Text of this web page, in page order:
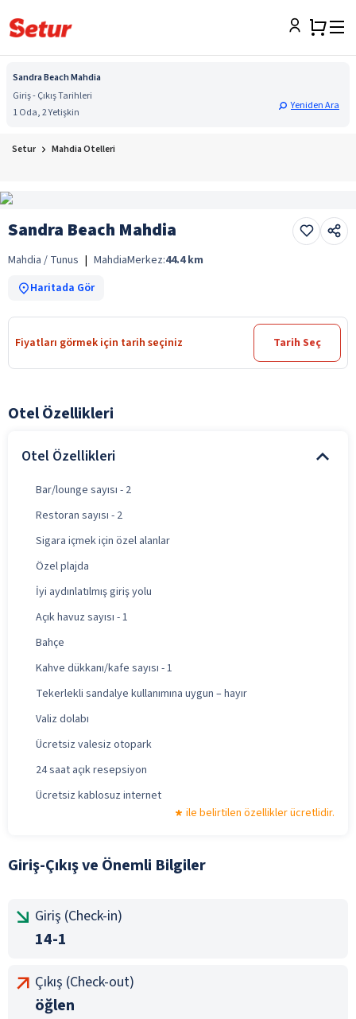
Sandra Beach Mahdia
Giriş - Çıkış Tarihleri
1 Oda, 2 Yetişkin
Yeniden Ara
Setur Mahdia Otelleri
Sandra Beach Mahdia
Mahdia / Tunus | MahdiaMerkez:44.4 km
Haritada Gör
Fiyatları görmek için tarih seçiniz Tarih Seç
Otel Özellikleri
Otel Özellikleri
Bar/lounge sayısı - 2
Restoran sayısı - 2
Sigara içmek için özel alanlar
Özel plajda
İyi aydınlatılmış giriş yolu
Açık havuz sayısı - 1
Bahçe
Kahve dükkanı/kafe sayısı - 1
Tekerlekli sandalye kullanımına uygun – hayır
Valiz dolabı
Ücretsiz valesiz otopark
24 saat açık resepsiyon
Ücretsiz kablosuz internet
ile belirtilen özellikler ücretlidir.
Giriş-Çıkış ve Önemli Bilgiler
Giriş (Check-in)
14-1
Çıkış (Check-out)
öğlen